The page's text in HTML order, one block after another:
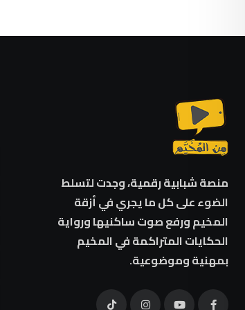
منصة شبابية رقمية، وجدت لتسلط
الضوء على كل ما يجري في أزقة
المخيم ورفع صوت ساكنيها ورواية
الحكايات المتراكمة في المخيم
بمهنية وموضوعية.